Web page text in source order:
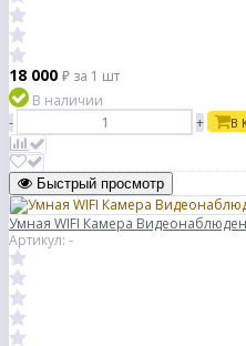
18 000 ₽ за 1 шт
В наличии
-
+ В
Быстрый просмотр
Умная WIFI Камера
Артикул: -